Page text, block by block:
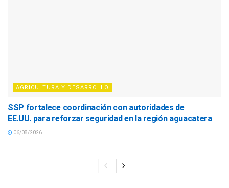
AGRICULTURA Y DESARROLLO
SSP fortalece coordinación con autoridades de
EE.UU. para reforzar seguridad en la región aguacatera
06/08/2026